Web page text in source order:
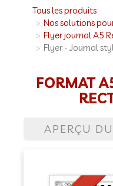
Tous les produits
Nos solutions
Flyer journal A5
Flyer - Journal
FORMAT
APERÇU